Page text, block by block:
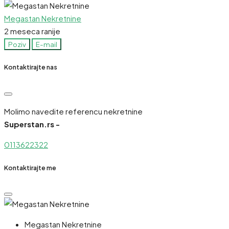
Megastan Nekretnine
2 meseca ranije
Poziv E-mail
Kontaktirajte nas
Molimo navedite referencu nekretnine
Superstan.rs -
0113622322
Kontaktirajte me
Megastan Nekretnine